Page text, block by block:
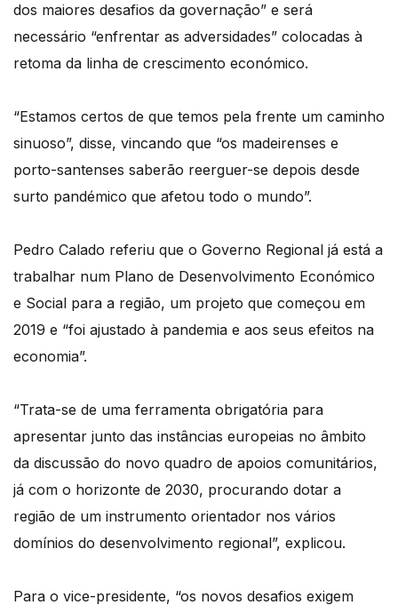
dos maiores desafios da governação” e será
necessário “enfrentar as adversidades” colocadas à
retoma da linha de crescimento económico.
“Estamos certos de que temos pela frente um caminho
sinuoso”, disse, vincando que “os madeirenses e
porto-santenses saberão reerguer-se depois desde
surto pandémico que afetou todo o mundo”.
Pedro Calado referiu que o Governo Regional já está a
trabalhar num Plano de Desenvolvimento Económico
e Social para a região, um projeto que começou em
2019 e “foi ajustado à pandemia e aos seus efeitos na
economia”.
“Trata-se de uma ferramenta obrigatória para
apresentar junto das instâncias europeias no âmbito
da discussão do novo quadro de apoios comunitários,
já com o horizonte de 2030, procurando dotar a
região de um instrumento orientador nos vários
domínios do desenvolvimento regional”, explicou.
Para o vice-presidente, “os novos desafios exigem